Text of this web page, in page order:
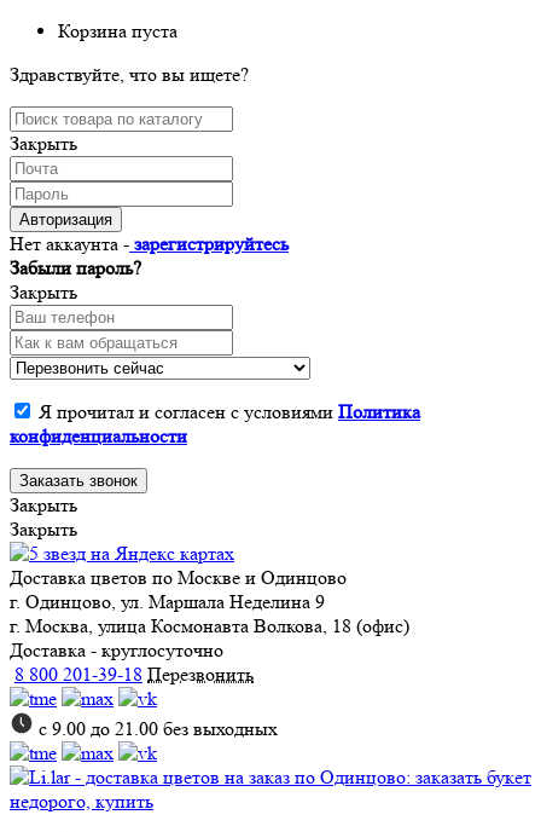
Корзина пуста
Здравствуйте, что вы ищете?
Закрыть
Авторизация
Нет аккаунта - зарегистрируйтесь
Забыли пароль?
Закрыть
Я прочитал и согласен с условиями Политика
конфиденциальности
Заказать звонок
Закрыть
Закрыть
Доставка цветов по Москве и Одинцово
г. Одинцово, ул. Маршала Неделина 9
г. Москва, улица Космонавта Волкова, 18 (офис)
Доставка - круглосуточно
8 800 201-39-18 Перезвонить
с 9.00 до 21.00 без выходных